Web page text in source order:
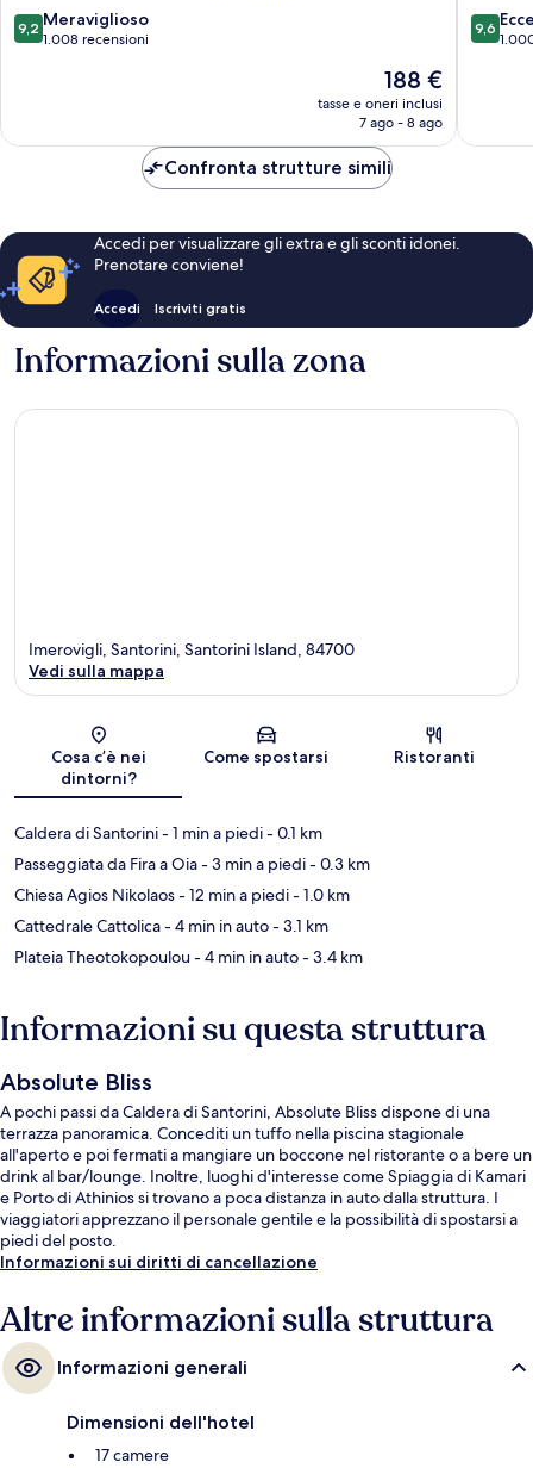
Only
Santorini
9.2
su
9,2 Meraviglioso
1.008 recensioni
Il
prezzo
attuale
188 €
188 €
tasse e oneri inclusi
7 ago - 8 ago
9.6
su
9,6
Confronta strutture simili
Accedi per visualizzare gli extra e gli sconti idonei.
Prenotare conviene!
Accedi Iscriviti gratis
Informazioni sulla zona
Mappa
Imerovigli, Santorini, Santorini Island, 84700
Vedi sulla mappa
Cosa c’è nei
dintorni?
Come spostarsi Ristoranti
Caldera di Santorini- 1 min a piedi- 0.1 km
Passeggiata da Fira a Oia- 3 min a piedi- 0.3 km
Chiesa Agios Nikolaos- 12 min a piedi- 1.0 km
Cattedrale Cattolica- 4 min in auto- 3.1 km
Plateia Theotokopoulou- 4 min in auto- 3.4 km
Informazioni su questa struttura
Absolute Bliss
A pochi passi da Caldera di Santorini, Absolute Bliss dispone di una
terrazza panoramica. Concediti un tuffo nella piscina stagionale
all'aperto e poi fermati a mangiare un boccone nel ristorante o a bere un
drink al bar/lounge. Inoltre, luoghi d'interesse come Spiaggia di Kamari
e Porto di Athinios si trovano a poca distanza in auto dalla struttura. I
viaggiatori apprezzano il personale gentile e la possibilità di spostarsi a
piedi del posto.
Informazioni sui diritti di cancellazione
Altre informazioni sulla struttura
Informazioni generali
Dimensioni dell'hotel
17 camere